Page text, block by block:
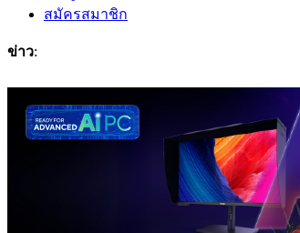
สมัครสมาชิก
ข่าว: